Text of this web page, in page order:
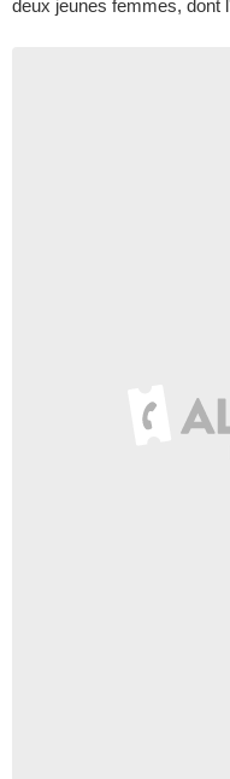
deux jeunes femmes, dont